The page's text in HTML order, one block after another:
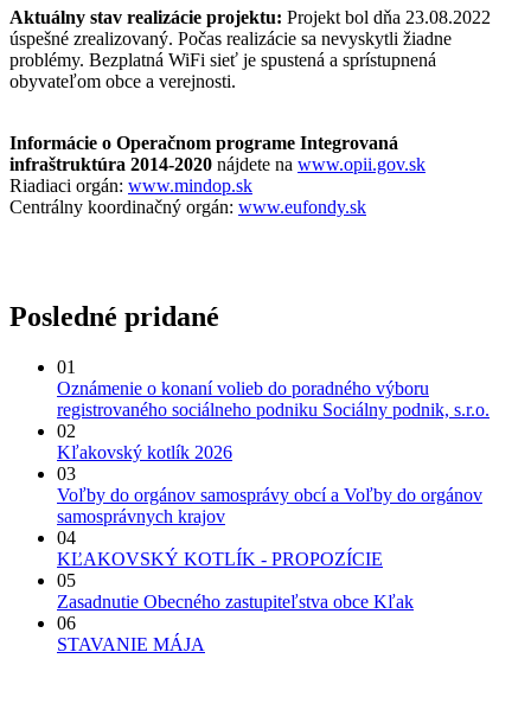
Aktuálny stav realizácie projektu: Projekt bol dňa 23.08.2022
úspešné zrealizovaný. Počas realizácie sa nevyskytli žiadne
problémy. Bezplatná WiFi sieť je spustená a sprístupnená
obyvateľom obce a verejnosti.
Informácie o Operačnom programe Integrovaná
infraštruktúra 2014-2020 nájdete na www.opii.gov.sk
Riadiaci orgán: www.mindop.sk
Centrálny koordinačný orgán: www.eufondy.sk
Posledné pridané
01
Oznámenie o konaní volieb do poradného výboru
registrovaného sociálneho podniku Sociálny podnik, s.r.o.
02
Kľakovský kotlík 2026
03
Voľby do orgánov samosprávy obcí a Voľby do orgánov
samosprávnych krajov
04
KĽAKOVSKÝ KOTLÍK - PROPOZÍCIE
05
Zasadnutie Obecného zastupiteľstva obce Kľak
06
STAVANIE MÁJA